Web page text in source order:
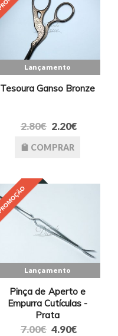
Lançamento
Tesoura Ganso Bronze
2.80€ 2.20€
COMPRAR
Lançamento
Pinça de Aperto e
Empurra Cutículas -
Prata
7.00€ 4.90€